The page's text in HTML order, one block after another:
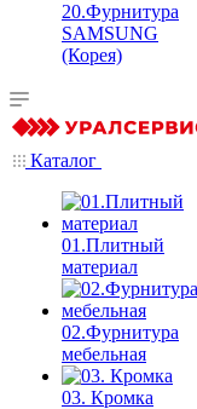
20.Фурнитура
SAMSUNG
(Корея)
Каталог
01.Плитный
материал
02.Фурнитура
мебельная
03. Кромка